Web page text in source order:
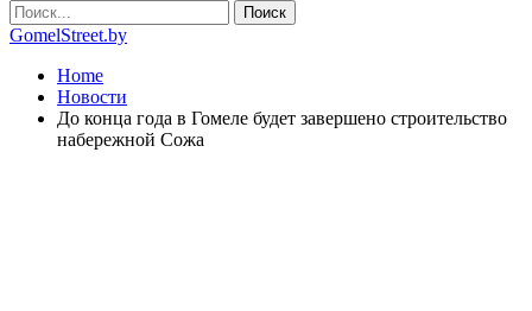
GomelStreet.by
Home
Новости
До конца года в Гомеле будет завершено строительство
набережной Сожа